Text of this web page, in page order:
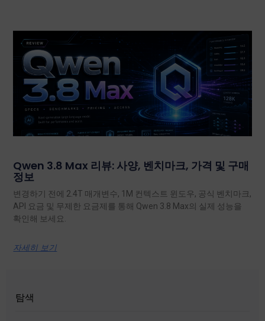
Qwen 3.8 Max 리뷰: 사양, 벤치마크, 가격 및 구매
정보
변경하기 전에 2.4T 매개변수, 1M 컨텍스트 윈도우, 공식 벤치마크,
API 요금 및 무제한 요금제를 통해 Qwen 3.8 Max의 실제 성능을
확인해 보세요.
자세히 보기
탐색